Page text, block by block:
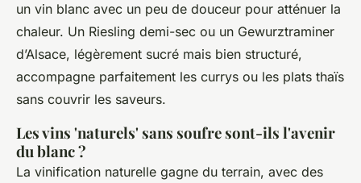
un vin blanc avec un peu de douceur pour atténuer la
chaleur. Un Riesling demi-sec ou un Gewurztraminer
d’Alsace, légèrement sucré mais bien structuré,
accompagne parfaitement les currys ou les plats thaïs
sans couvrir les saveurs.
Les vins 'naturels' sans soufre sont-ils l'avenir
du blanc ?
La vinification naturelle gagne du terrain, avec des